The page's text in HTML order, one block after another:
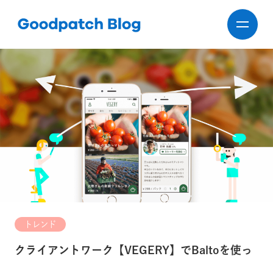
トレンド
クライアントワーク【VEGERY】でBaltoを使っ